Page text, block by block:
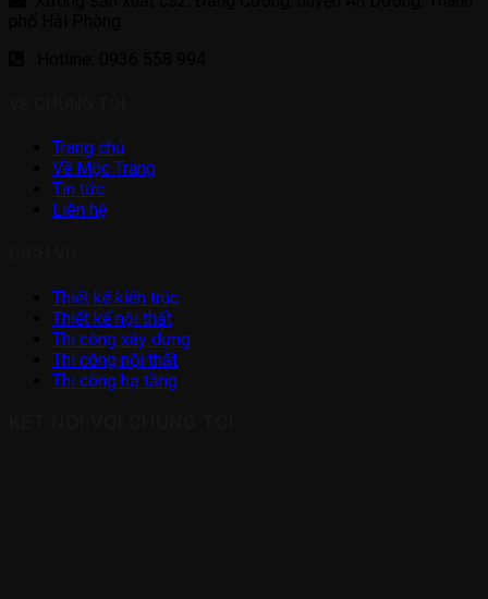
Trang chủ
Về Mộc Trang
Tin tức
Liên hệ
Thiết kế kiến trúc
Thiết kế nội thất
Thi công xây dựng
Thi công nội thất
Thi công hạ tầng